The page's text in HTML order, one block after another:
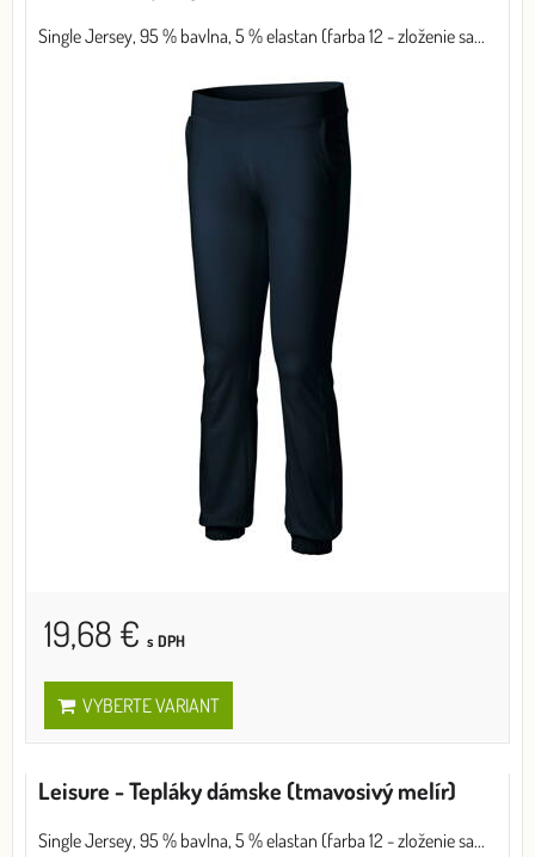
Single Jersey, 95 % bavlna, 5 % elastan (farba 12 - zloženie sa...
19,68 € s DPH
VYBERTE VARIANT
Leisure - Tepláky dámske (tmavosivý melír)
Single Jersey, 95 % bavlna, 5 % elastan (farba 12 - zloženie sa...